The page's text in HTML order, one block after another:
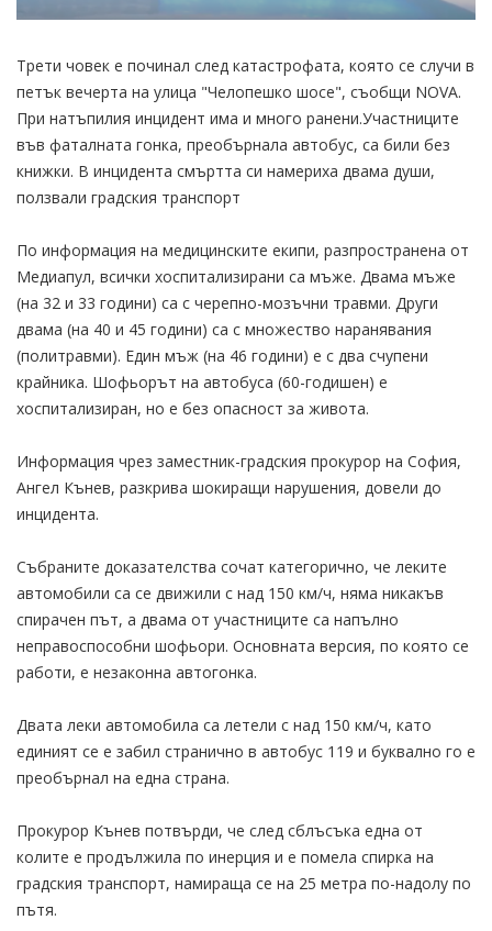
Трети човек е починал след катастрофата, която се случи в
петък вечерта на улица "Челопешко шосе", съобщи NOVA.
При натъпилия инцидент има и много ранени.Участниците
във фаталната гонка, преобърнала автобус, са били без
книжки. В инцидента смъртта си намериха двама души,
ползвали градския транспорт
По информация на медицинските екипи, разпространена от
Медиапул, всички хоспитализирани са мъже. Двама мъже
(на 32 и 33 години) са с черепно-мозъчни травми. Други
двама (на 40 и 45 години) са с множество наранявания
(политравми). Един мъж (на 46 години) е с два счупени
крайника. Шофьорът на автобуса (60-годишен) е
хоспитализиран, но е без опасност за живота.
Информация чрез заместник-градския прокурор на София,
Ангел Кънев, разкрива шокиращи нарушения, довели до
инцидента.
Събраните доказателства сочат категорично, че леките
автомобили са се движили с над 150 км/ч, няма никакъв
спирачен път, а двама от участниците са напълно
неправоспособни шофьори. Основната версия, по която се
работи, е незаконна автогонка.
Двата леки автомобила са летели с над 150 км/ч, като
единият се е забил странично в автобус 119 и буквално го е
преобърнал на една страна.
Прокурор Кънев потвърди, че след сблъсъка една от
колите е продължила по инерция и е помела спирка на
градския транспорт, намираща се на 25 метра по-надолу по
пътя.